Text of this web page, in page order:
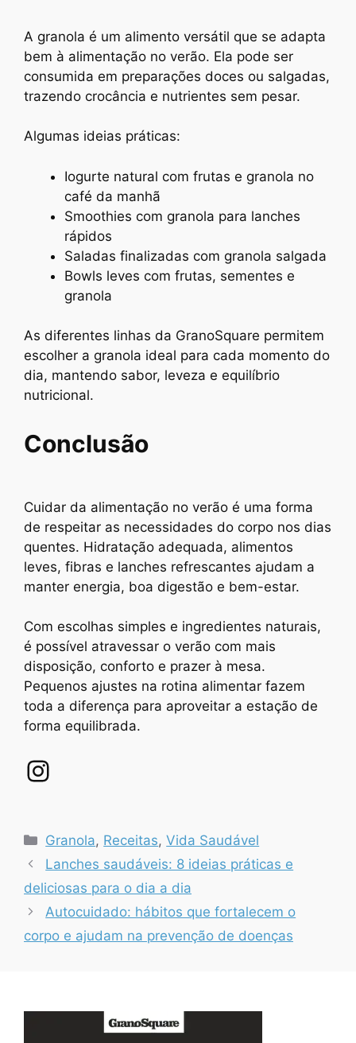
A granola é um alimento versátil que se adapta
bem à alimentação no verão. Ela pode ser
consumida em preparações doces ou salgadas,
trazendo crocância e nutrientes sem pesar.
Algumas ideias práticas:
Iogurte natural com frutas e granola no
café da manhã
Smoothies com granola para lanches
rápidos
Saladas finalizadas com granola salgada
Bowls leves com frutas, sementes e
granola
As diferentes linhas da GranoSquare permitem
escolher a granola ideal para cada momento do
dia, mantendo sabor, leveza e equilíbrio
nutricional.
Conclusão
Cuidar da alimentação no verão é uma forma
de respeitar as necessidades do corpo nos dias
quentes. Hidratação adequada, alimentos
leves, fibras e lanches refrescantes ajudam a
manter energia, boa digestão e bem-estar.
Com escolhas simples e ingredientes naturais,
é possível atravessar o verão com mais
disposição, conforto e prazer à mesa.
Pequenos ajustes na rotina alimentar fazem
toda a diferença para aproveitar a estação de
forma equilibrada.
Instagram
Categorias
Granola, Receitas,Vida Saudável
Lanches saudáveis: 8 ideias práticas e
deliciosas para o dia a dia
Autocuidado: hábitos que fortalecem o
corpo e ajudam na prevenção de doenças